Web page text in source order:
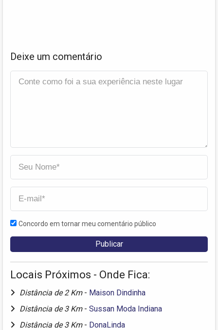
Deixe um comentário
Concordo em tornar meu comentário público
Locais Próximos - Onde Fica:
Distância de 2 Km - Maison Dindinha
Distância de 3 Km - Sussan Moda Indiana
Distância de 3 Km - DonaLinda